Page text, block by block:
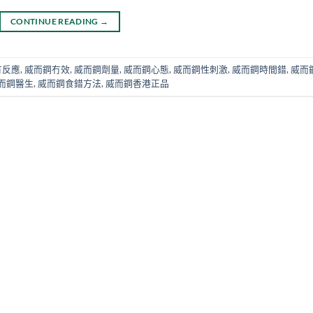
CONTINUE READING →
反應, 威而鋼冇效, 威而鋼劑量, 威而鋼心態, 威而鋼性刺激, 威而鋼時間錯, 威而
鋼醫生, 威而鋼食錯方法, 威而鋼香港正品